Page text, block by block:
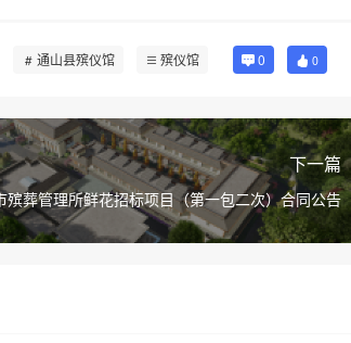
通山县殡仪馆 殡仪馆 0 0
下一篇
殡葬管理所鲜花招标项目（第一包二次）合同公告